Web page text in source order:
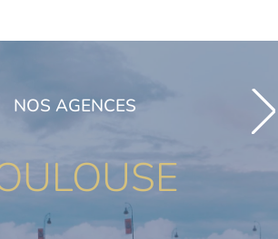
NOS AGENCES